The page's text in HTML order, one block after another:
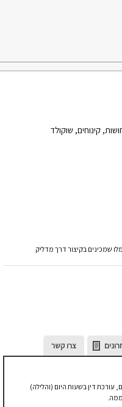
, קינוחים, שוקולד
שמכינים בקיצור דרך מדליק
צרו קשר
דין בשעות היום (והלילה)